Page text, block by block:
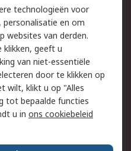
Email veiligheid
Websitevoorwaarden
technologieën voor
personalisatie en om
websites van derden.
klikken, geeft u
van niet-essentiële
door te klikken op
wilt, klikt u op "Alles
tot bepaalde functies
u in ons cookiebeleid